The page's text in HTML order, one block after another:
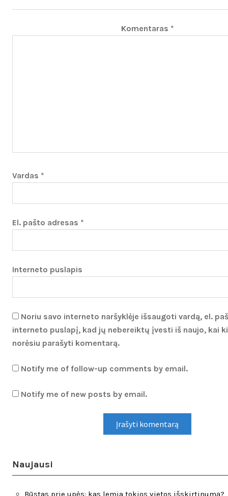
Komentaras *
Vardas *
El. pašto adresas *
Interneto puslapis
Noriu savo interneto naršyklėje išsaugoti vardą, el.
interneto puslapį, kad jų nebereiktų įvesti iš naujo, kai
norėsiu parašyti komentarą.
Notify me of follow-up comments by email.
Notify me of new posts by email.
Naujausi
Būstas prie upės: kas lemia tokios vietos išskirtinumą?